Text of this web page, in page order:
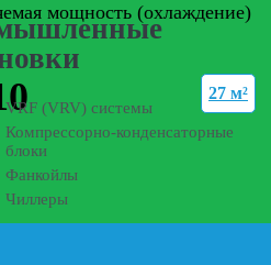
VRF (VRV) системы
Компрессорно-конденсаторные
блоки
Фанкойлы
Чиллеры
мощность (охлаждение)
27 м²